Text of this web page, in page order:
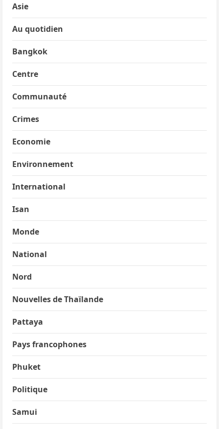
Asie
Au quotidien
Bangkok
Centre
Communauté
Crimes
Economie
Environnement
International
Isan
Monde
National
Nord
Nouvelles de Thaïlande
Pattaya
Pays francophones
Phuket
Politique
Samui